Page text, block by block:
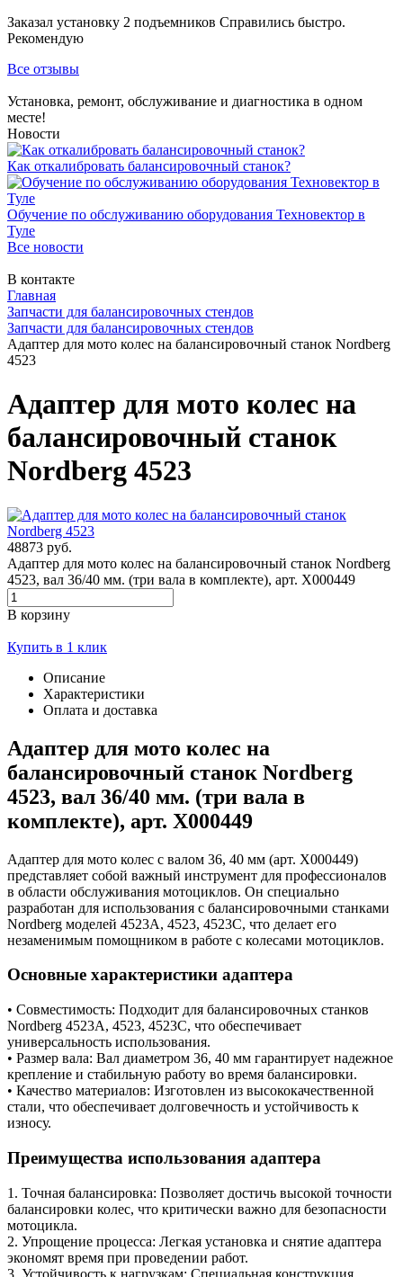
Заказал установку 2 подъемников Справились быстро.
Рекомендую
Все отзывы
Установка, ремонт, обслуживание и диагностика в одном
месте!
Новости
Как откалибровать балансировочный станок?
Обучение по обслуживанию оборудования Техновектор в
Туле
Все новости
В контакте
Главная
Запчасти для балансировочных стендов
Запчасти для балансировочных стендов
Адаптер для мото колес на балансировочный станок Nordberg
4523
Адаптер для мото колес на
балансировочный станок
Nordberg 4523
48873 руб.
Адаптер для мото колес на балансировочный станок Nordberg
4523, вал 36/40 мм. (три вала в комплекте), арт. X000449
В корзину
Купить в 1 клик
Описание
Характеристики
Оплата и доставка
Адаптер для мото колес на
балансировочный станок Nordberg
4523, вал 36/40 мм. (три вала в
комплекте), арт. X000449
Адаптер для мото колес с валом 36, 40 мм (арт. X000449)
представляет собой важный инструмент для профессионалов
в области обслуживания мотоциклов. Он специально
разработан для использования с балансировочными станками
Nordberg моделей 4523A, 4523, 4523C, что делает его
незаменимым помощником в работе с колесами мотоциклов.
Основные характеристики адаптера
• Совместимость: Подходит для балансировочных станков
Nordberg 4523A, 4523, 4523C, что обеспечивает
универсальность использования.
• Размер вала: Вал диаметром 36, 40 мм гарантирует надежное
крепление и стабильную работу во время балансировки.
• Качество материалов: Изготовлен из высококачественной
стали, что обеспечивает долговечность и устойчивость к
износу.
Преимущества использования адаптера
1. Точная балансировка: Позволяет достичь высокой точности
балансировки колес, что критически важно для безопасности
мотоцикла.
2. Упрощение процесса: Легкая установка и снятие адаптера
экономят время при проведении работ.
3. Устойчивость к нагрузкам: Специальная конструкция